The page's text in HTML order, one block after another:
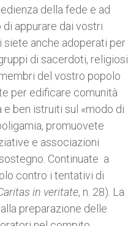
della fede e ad
di appurare dai vostri
siete anche adoperati per
di sacerdoti, religiosi
del vostro popolo
per edificare comunità
ben istruiti sul «modo di
promuovete
e associazioni
Continuate a
contro i tentativi di
in veritate, n. 28). La
preparazione delle